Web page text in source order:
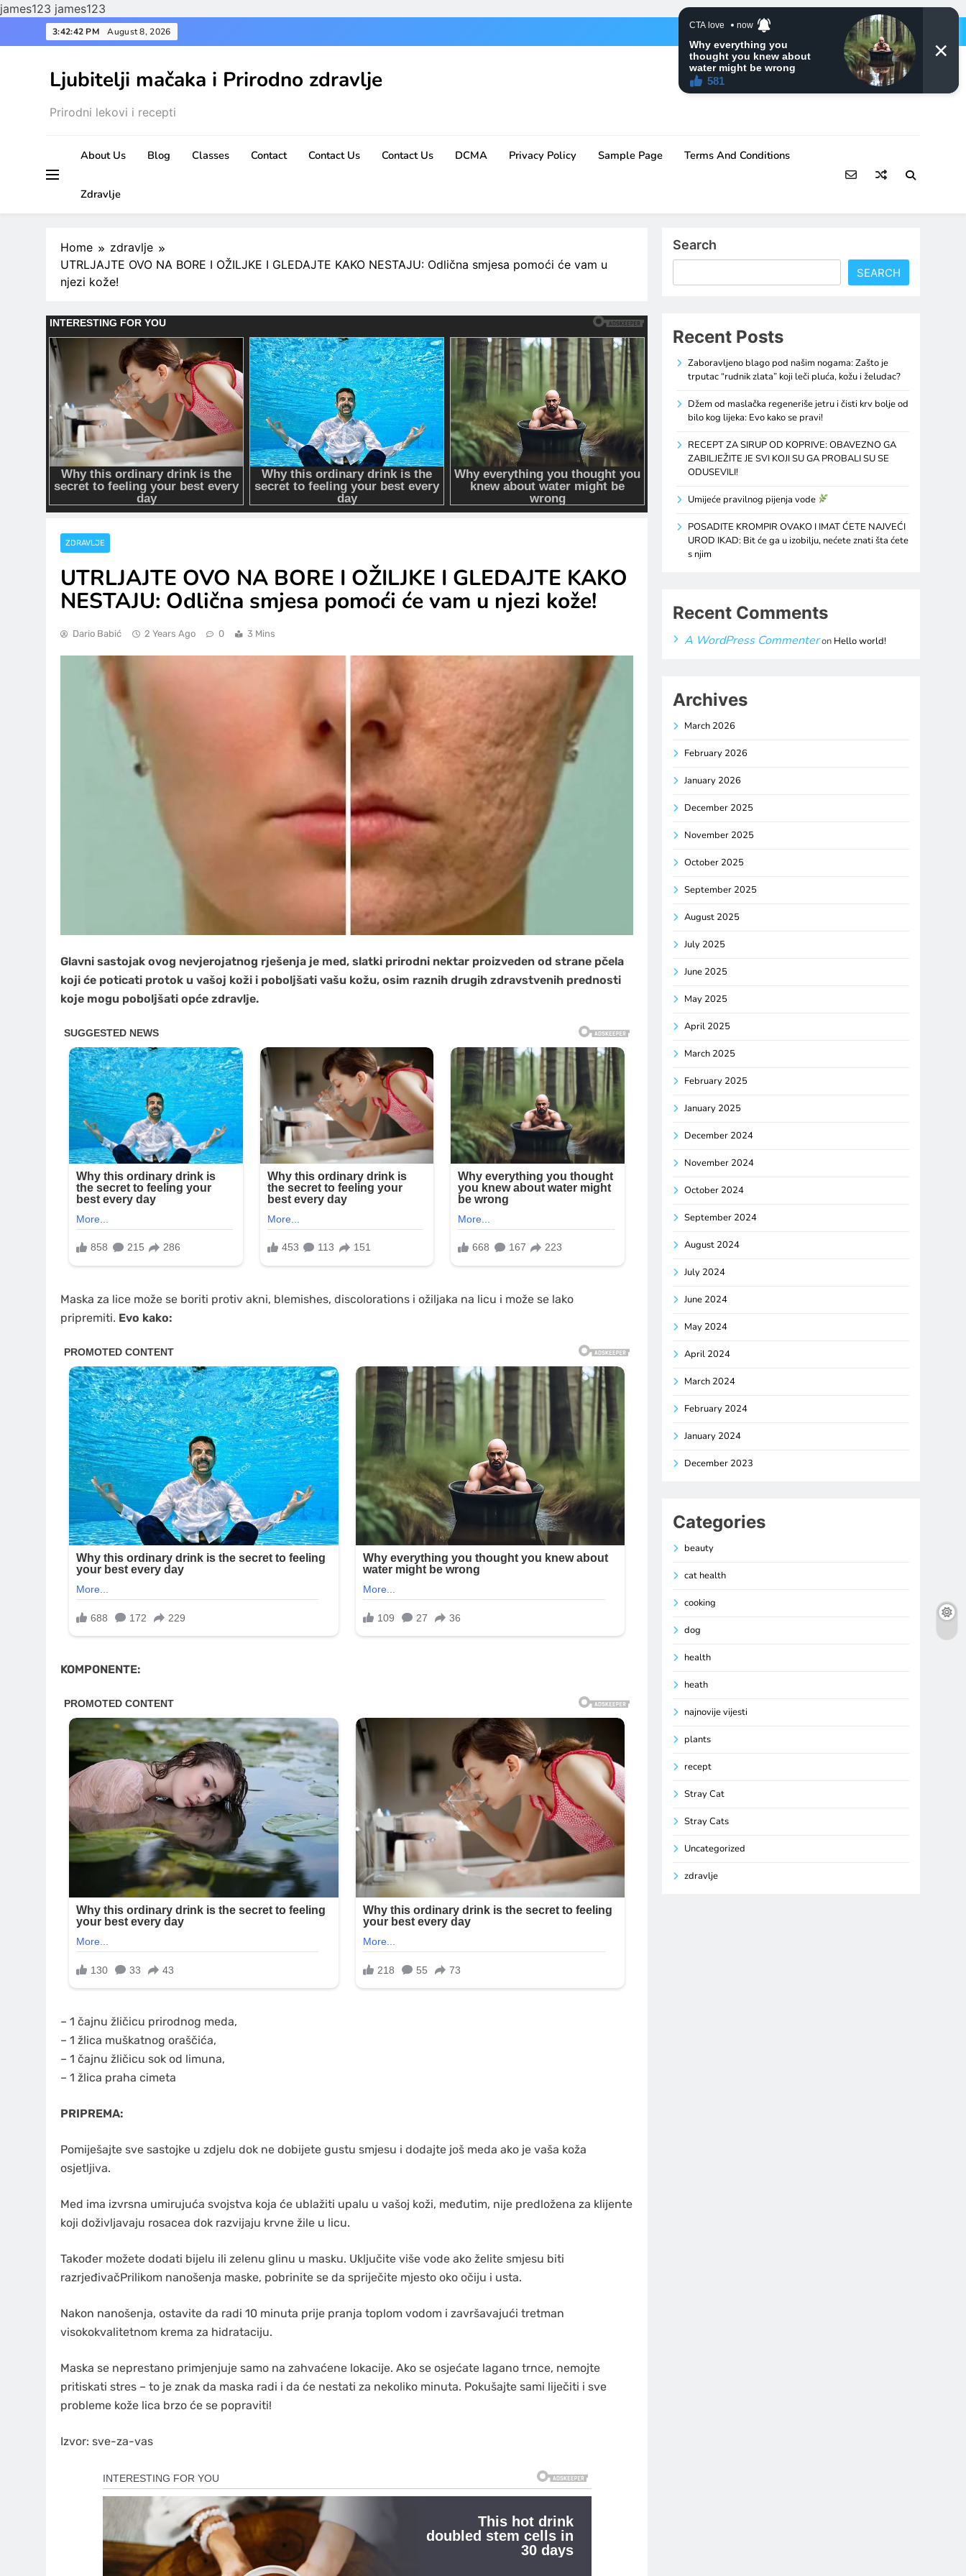
james123 james123
to
3:42:43 PM August 8, 2026
Ljubitelji mačaka i Prirodno zdravlje
Prirodni lekovi i recepti
About Us Blog Classes Contact Contact Us Contact Us DCMA Privacy Policy Sample Page Terms And Conditions
Zdravlje
Home
zdravlje
UTRLJAJTE OVO NA BORE I OŽILJKE I GLEDAJTE KAKO NESTAJU: Odlična smjesa pomoći će vam u
njezi kože!
ZDRAVLJE
UTRLJAJTE OVO NA BORE I OŽILJKE I GLEDAJTE KAKO
NESTAJU: Odlična smjesa pomoći će vam u njezi kože!
Dario Babić 2 Years Ago 0 3 Mins
Glavni sastojak ovog nevjerojatnog rješenja je med, slatki prirodni nektar proizveden od strane pčela
koji će poticati protok u vašoj koži i poboljšati vašu kožu, osim raznih drugih zdravstvenih prednosti
koje mogu poboljšati opće zdravlje.
Maska za lice može se boriti protiv akni, blemishes, discolorations i ožiljaka na licu i može se lako
pripremiti. Evo kako:
KOMPONENTE:
– 1 čajnu žličicu prirodnog meda,
– 1 žlica muškatnog oraščića,
– 1 čajnu žličicu sok od limuna,
– 1 žlica praha cimeta
PRIPREMA:
Pomiješajte sve sastojke u zdjelu dok ne dobijete gustu smjesu i dodajte još meda ako je vaša koža
osjetljiva.
Med ima izvrsna umirujuća svojstva koja će ublažiti upalu u vašoj koži, međutim, nije predložena za klijente
koji doživljavaju rosacea dok razvijaju krvne žile u licu.
Također možete dodati bijelu ili zelenu glinu u masku. Uključite više vode ako želite smjesu biti
razrjeđivačPrilikom nanošenja maske, pobrinite se da spriječite mjesto oko očiju i usta.
Nakon nanošenja, ostavite da radi 10 minuta prije pranja toplom vodom i završavajući tretman
visokokvalitetnom krema za hidrataciju.
Maska se neprestano primjenjuje samo na zahvaćene lokacije. Ako se osjećate lagano trnce, nemojte
pritiskati stres – to je znak da maska ​​radi i da će nestati za nekoliko minuta. Pokušajte sami liječiti i sve
probleme kože lica brzo će se popraviti!
Izvor: sve-za-vas
Search
SEARCH
Recent Posts
Zaboravljeno blago pod našim nogama: Zašto je
trputac “rudnik zlata” koji leči pluća, kožu i želudac?
Džem od maslačka regeneriše jetru i čisti krv bolje od
bilo kog lijeka: Evo kako se pravi!
RECEPT ZA SIRUP OD KOPRIVE: OBAVEZNO GA
ZABILJEŽITE JE SVI KOJI SU GA PROBALI SU SE
ODUSEVILI!
Umijeće pravilnog pijenja vode
POSADITE KROMPIR OVAKO I IMAT ĆETE NAJVEĆI
UROD IKAD: Bit će ga u izobilju, nećete znati šta ćete
s njim
Recent Comments
A WordPress Commenteron Hello world!
Archives
March 2026
February 2026
January 2026
December 2025
November 2025
October 2025
September 2025
August 2025
July 2025
June 2025
May 2025
April 2025
March 2025
February 2025
January 2025
December 2024
November 2024
October 2024
September 2024
August 2024
July 2024
June 2024
May 2024
April 2024
March 2024
February 2024
January 2024
December 2023
Categories
beauty
cat health
cooking
dog
health
heath
najnovije vijesti
plants
recept
Stray Cat
Stray Cats
Uncategorized
zdravlje